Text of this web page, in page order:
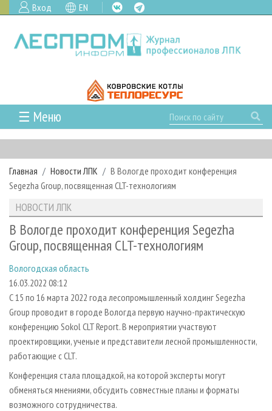
Вход EN
☰ Меню
ГЛАВНАЯ
РУБРИКИ И ТЕМЫ
РУБРИКИ ЖУРНАЛА
ЛЕСОЗАГОТОВКА
ЛЕСОПИЛЕНИЕ
СУШКА ДРЕВЕСИНЫ
ПРОИЗВОДСТВО ДРЕВЕСНЫХ ПЛИТ
ДЕРЕВЯННОЕ ДОМОСТРОЕНИЕ
ПРОИЗВОДСТВО МЕБЕЛИ
БИОЭНЕРГЕТИКА
ЦБП
ИНСТРУМЕНТ И МАТЕРИАЛЫ
НОВОСТИ
НОВОСТИ ЛПК
НОВОСТИ ЖУРНАЛА
ПРОЕКТЫ ЛПИ
АНАЛИТИКА
ПРЕДПРИЯТИЯ ЛПК
ПЕРСОНЫ
МОБИЛЬНЫЕ ВЫСТАВКИ
ОФИЦИАЛЬНЫЕ ДЕЛЕГАЦИИ
ПРИОРИТЕТНЫЕ ИНВЕСТПРОЕКТЫ
RUSSIAN FORESTRY REVIEW
ГАЗЕТА ЛЕСПРОМФОРУМ
БИБЛИОТЕКА СПЕЦИАЛИСТА
АРХИВ
АРХИВ ЖУРНАЛОВ
О ЖУРНАЛЕ
ПОДПИСКА
КОНТАКТЫ
РЕКЛАМОДАТЕЛЯМ
РЕКЛАМА
РЕКЛАМА НА САЙТЕ
Главная Новости ЛПК
В Вологде проходит конференция
Segezha Group, посвященная СLT-технологиям
НОВОСТИ ЛПК
В Вологде проходит конференция Segezha
Group, посвященная СLT-технологиям
Вологодская область
16.03.2022 08:12
С 15 по 16 марта 2022 года лесопромышленный холдинг Segezha
Group проводит в городе Вологда первую научно-практическую
конференцию Sokol CLT Report. В мероприятии участвуют
проектировщики, ученые и представители лесной промышленности,
работающие с CLT.
Конференция стала площадкой, на которой эксперты могут
обменяться мнениями, обсудить совместные планы и форматы
возможного сотрудничества.